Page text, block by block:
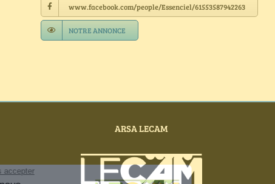
www.facebook.com/people/Essenciel/61553587942263
NOTRE ANNONCE
ARSA LECAM